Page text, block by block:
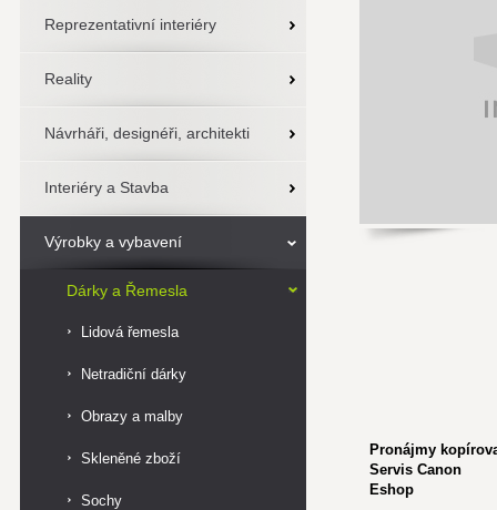
Reprezentativní interiéry
Reality
Návrháři, designéři, architekti
Interiéry a Stavba
Výrobky a vybavení
Dárky a Řemesla
Lidová řemesla
Netradiční dárky
Obrazy a malby
Skleněné zboží
Sochy
Pronájmy
Servis Canon
Eshop